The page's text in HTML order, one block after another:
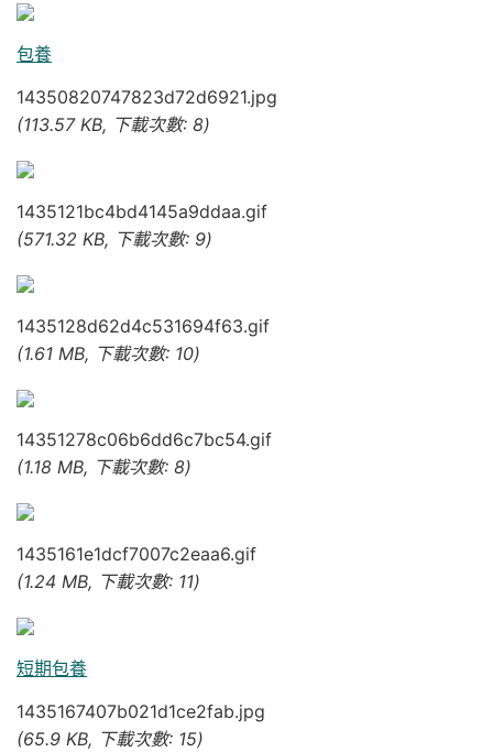
包養
14350820747823d72d6921.jpg
(113.57 KB, 下載次數: 8)
1435121bc4bd4145a9ddaa.gif
(571.32 KB, 下載次數: 9)
1435128d62d4c531694f63.gif
(1.61 MB, 下載次數: 10)
14351278c06b6dd6c7bc54.gif
(1.18 MB, 下載次數: 8)
1435161e1dcf7007c2eaa6.gif
(1.24 MB, 下載次數: 11)
短期包養
1435167407b021d1ce2fab.jpg
(65.9 KB, 下載次數: 15)